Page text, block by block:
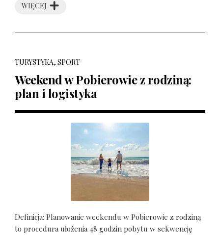
WIĘCEJ
TURYSTYKA, SPORT
Weekend w Pobierowie z rodziną:
plan i logistyka
Definicja: Planowanie weekendu w Pobierowie z rodziną
to procedura ułożenia 48 godzin pobytu w sekwencję